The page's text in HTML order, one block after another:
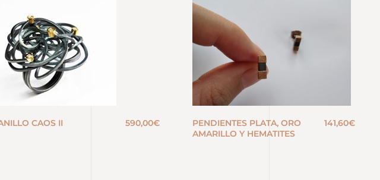
CAOS II 590,00€
PENDIENTES PLATA, ORO
AMARILLO Y HEMATITES
141,60€